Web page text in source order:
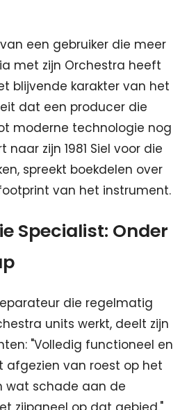
een gebruiker die meer
met zijn Orchestra heeft
blijvende karakter van het
dat een producer die
moderne technologie nog
zijn 1981 Siel voor die
spreekt boekdelen over
van het instrument.
Specialist: Onder
die regelmatig
units werkt, deelt zijn
"Volledig functioneel en
afgezien van roest op het
wat schade aan de